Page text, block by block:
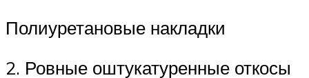
Полиуретановые накладки
2. Ровные оштукатуренные откосы